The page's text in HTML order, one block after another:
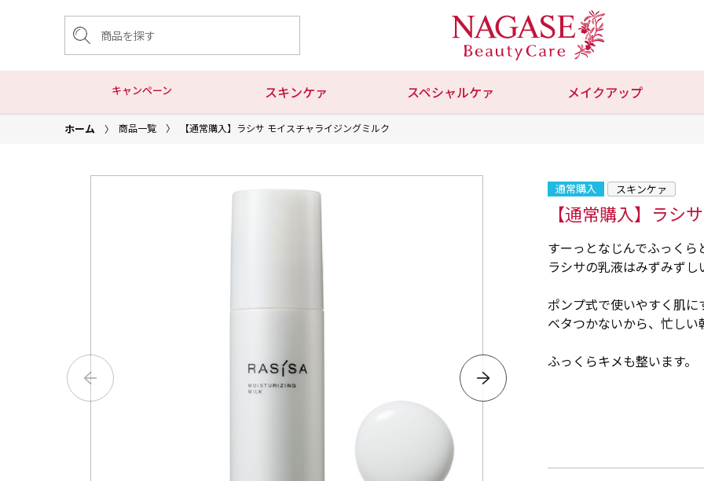
キャンペーン スキンケァ スペシャルケァ メイクアップ
ホーム 商品一覧 【通常購入】ラシサ モイスチャライジングミルク
通常購入 スキンケァ
【通常購入】ラシ
すーっとなじんでふっくら
ラシサの乳液はみずみずし
ポンプ式で使いやすく肌に
ベタつかないから、忙しい
ふっくらキメも整います。